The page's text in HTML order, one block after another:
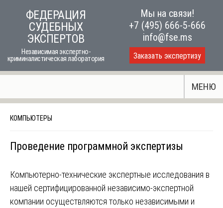
ФЕДЕРАЦИЯ
СУДЕБНЫХ
ЭКСПЕРТОВ
Независимая экспертно-
криминалистическая лаборатория
Мы на связи!
+7 (495) 666-5-666
info@fse.ms
Заказать экспертизу
МЕНЮ
КОМПЬЮТЕРЫ
Проведение программной экспертизы
Компьютерно-технические экспертные исследования в
нашей сертифицированной независимо-экспертной
компании осуществляются только независимыми и